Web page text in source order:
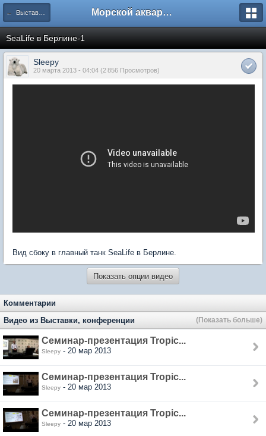
← Выставки, конференции Морской аквариум. Форумы ReefCentral.ru
SeaLife в Берлине-1
Sleepy
20 марта 2013 - 04:04 (2 856 Просмотров)
Вид сбоку в главный танк SeaLife в Берлине.
Показать опции видео
Комментарии
Видео из Выставки, конференции
(Показать больше)
Семинар-презентация Tropic...
Sleepy - 20 мар 2013
Семинар-презентация Tropic...
Sleepy - 20 мар 2013
Семинар-презентация Tropic...
Sleepy - 20 мар 2013